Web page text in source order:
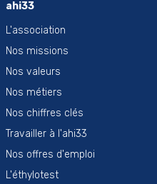
ahi33
L'association
Nos missions
Nos valeurs
Nos métiers
Nos chiffres clés
Travailler à l'ahi33
Nos offres d'emploi
L'éthylotest